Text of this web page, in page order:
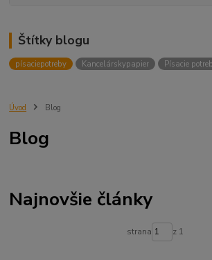
Štítky blogu
písaciepotreby Kancelárskypapier Písacie
Úvod Blog
Blog
Najnovšie články
strana z 1